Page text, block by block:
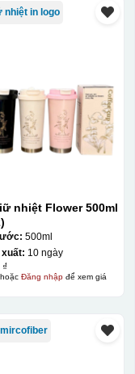
nhiệt in logo
nhiệt Flower 500ml
500ml
xuất: 10 ngày
₫
Đăng nhậpđể xem giá